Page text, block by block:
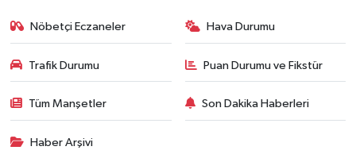
Nöbetçi Eczaneler Hava Durumu
Trafik Durumu Puan Durumu ve Fikstür
Tüm Manşetler Son Dakika Haberleri
Haber Arşivi